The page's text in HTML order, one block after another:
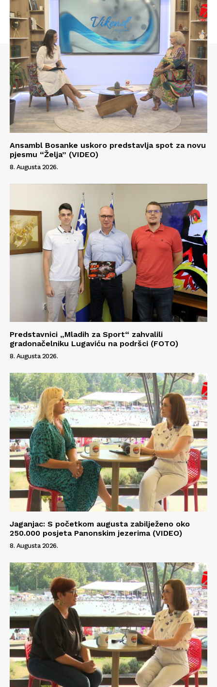
Info
O nama
Kontakt
Impressum
Ansambl Bosanke uskoro predstavlja spot za novu
pjesmu “Želja” (VIDEO)
8. Augusta 2026.
Predstavnici „Mladih za Sport“ zahvalili
gradonačelniku Lugaviću na podršci (FOTO)
8. Augusta 2026.
Jaganjac: S početkom augusta zabilježeno oko
250.000 posjeta Panonskim jezerima (VIDEO)
8. Augusta 2026.